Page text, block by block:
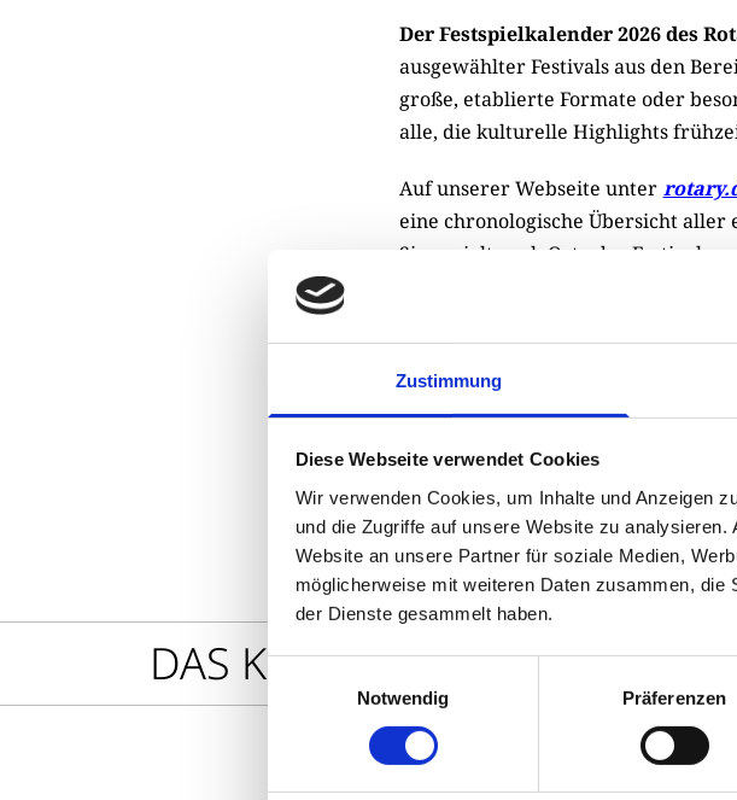
Zustimmung
Diese Webseite verwendet Cookies
Wir verwenden Cookies, um Inhalte und Anzeigen
und die Zugriffe auf unsere Website zu
Website an unsere Partner für soziale Medien,
möglicherweise mit weiteren Daten zusammen,
der Dienste gesammelt haben.
Notwendig
Präferenzen
Der Festspielkalender 2026 des
ausgewählter Festivals aus den
große, etablierte Formate oder
alle, die kulturelle Highlights
Auf unserer Webseite unter
eine chronologische Übersicht aller
Sie gezielt nach Ort oder
sabine.meinert@rotary-verlag.de
Sharing
DAS KÖNNTE SIE AUCH